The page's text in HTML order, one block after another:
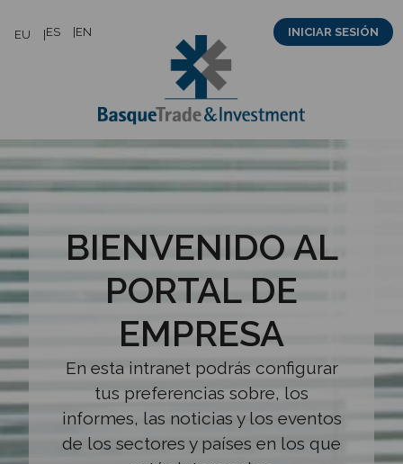
EU ES EN INICIAR SESIÓN
BIENVENIDO AL
PORTAL DE
EMPRESA
En esta intranet podrás configurar
tus preferencias sobre, los
informes, las noticias y los eventos
de los sectores y países en los que